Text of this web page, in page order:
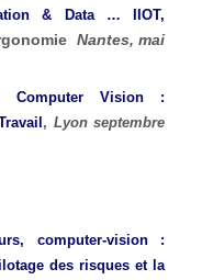
& Data … IIOT,
Nantes, mai
Computer Vision :
, Lyon septembre
computer-vision :
des risques et la